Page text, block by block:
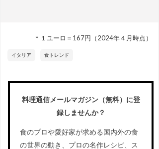
＊１ユーロ＝167円（2024年４月時点）
イタリア 食トレンド
料理通信メールマガジン（無料）に登
録しませんか？
食のプロや愛好家が求める国内外の食
の世界の動き、プロの名作レシピ、ス